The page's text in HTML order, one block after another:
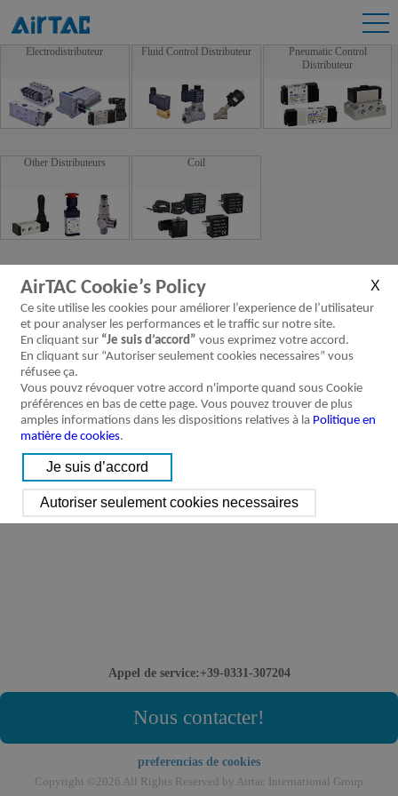
Electrodistributeur Fluid Control Distributeur
Pneumatic Control
Distributeur
Other Distributeurs Coil
AirTAC Cookie’s Policy
Ce site utilise les cookies pour améliorer l’experience de l’utilisateur
et pour analyser les performances et le traffic sur notre site.
En cliquant sur “Je suis d’accord” vous exprimez votre accord.
En cliquant sur “Autoriser seulement cookies necessaires” vous
réfusee ça.
Vous pouvz révoquer votre accord n'importe quand sous Cookie
préférences en bas de cette page. Vous pouvez trouver de plus
amples informations dans les dispositions relatives à la Politique en
matière de cookies.
Appel de service:+39-0331-307204
Nous contacter!
preferencias de cookies
Copyright ©2026 All Rights Reserved by Airtac International Group